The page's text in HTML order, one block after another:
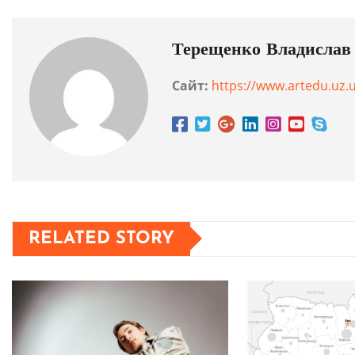
Терещенко Владислав
Сайт: https://
RELATED STORY